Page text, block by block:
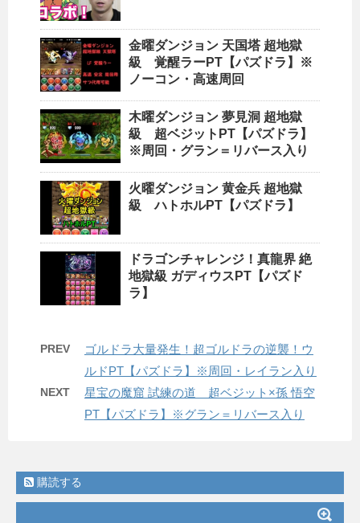
金曜ダンジョン 天国塔 超地獄
級 覚醒ラーPT【パズドラ】※
ノーコン・高速周回
木曜ダンジョン 夢見洞 超地獄
級 超ベジットPT【パズドラ】
※周回・グラン＝リバース入り
火曜ダンジョン 黄金兵 超地獄
級 ハトホルPT【パズドラ】
ドラゴンチャレンジ！真龍界 絶
地獄級 ガディウスPT【パズド
ラ】
PREV
ゴルドラ大量発生！超ゴルドラの逆襲！ウ
ルドPT【パズドラ】※周回・レイラン入り
NEXT
星宝の魔窟 試練の道 超ベジット×孫 悟空
PT【パズドラ】※グラン＝リバース入り
購読する